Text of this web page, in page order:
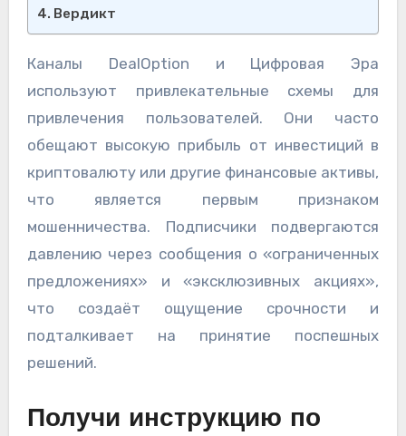
Вердикт
Каналы DealOption и Цифровая Эра
используют привлекательные схемы для
привлечения пользователей. Они часто
обещают высокую прибыль от инвестиций в
криптовалюту или другие финансовые активы,
что является первым признаком
мошенничества. Подписчики подвергаются
давлению через сообщения о «ограниченных
предложениях» и «эксклюзивных акциях»,
что создаёт ощущение срочности и
подталкивает на принятие поспешных
решений.
Получи инструкцию по